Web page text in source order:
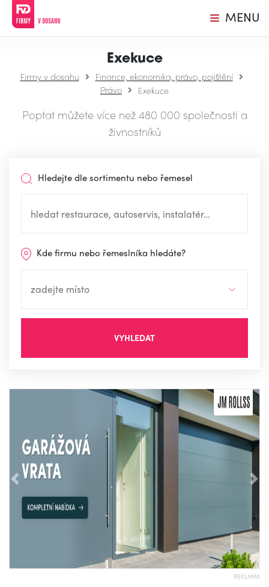
MENU
Exekuce
Firmy v dosahu
Finance, ekonomika, právo, pojištění
Právo
Exekuce
Poptat můžete více než 480 000 společností a
živnostníků
Hledejte dle sortimentu nebo řemesel
Kde firmu nebo řemeslníka hledáte?
VYHLEDAT
Předchozí
REKLAMA